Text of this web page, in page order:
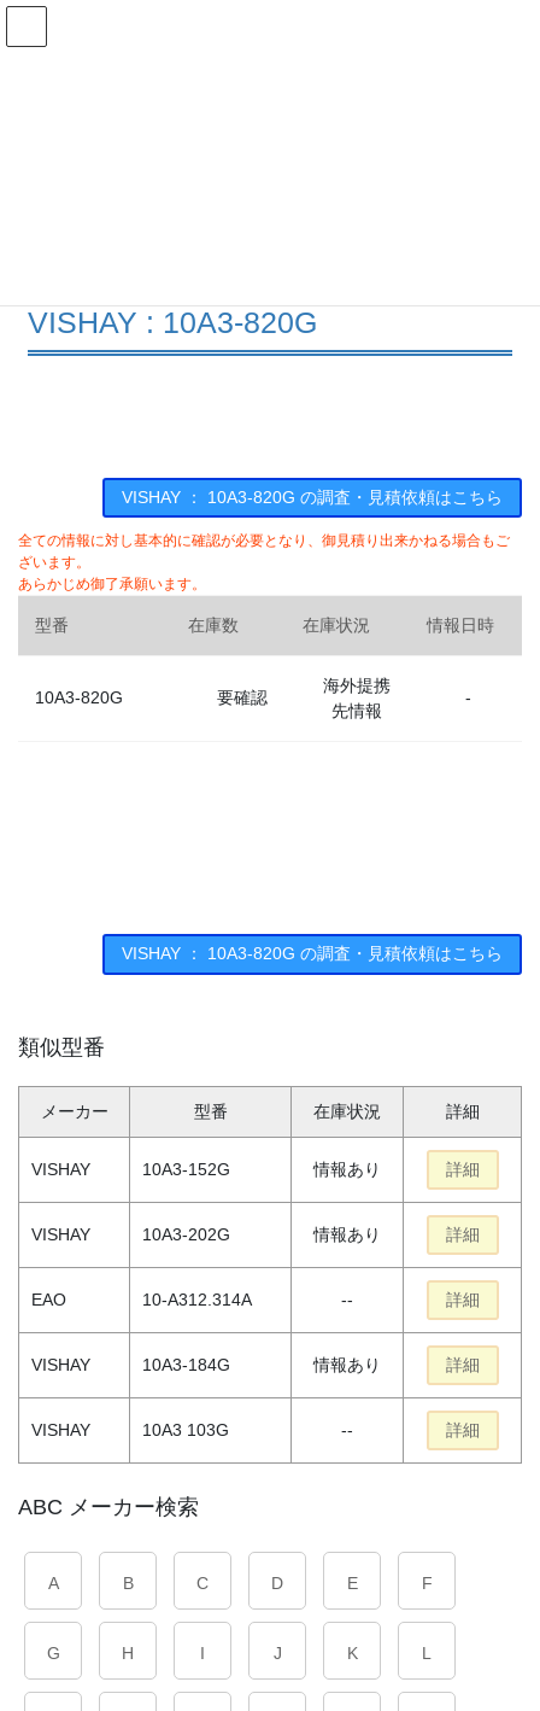
コ
ナ
VISHAY : 10A3-820G
VISHAY ： 10A3-820G の調査・見積依頼はこちら
全ての情報に対し基本的に確認が必要となり、御見積り出来かねる場合もご
ざいます。
あらかじめ御了承願います。
型番 在庫数 在庫状況 情報日時
10A3-820G 要確認
海外提携
先情報
-
VISHAY ： 10A3-820G の調査・見積依頼はこちら
類似型番
メーカー 型番 在庫状況 詳細
VISHAY 10A3-152G 情報あり 詳細
VISHAY 10A3-202G 情報あり 詳細
EAO 10-A312.314A -- 詳細
VISHAY 10A3-184G 情報あり 詳細
VISHAY 10A3 103G -- 詳細
ABC メーカー検索
A B C D E F
G H I J K L